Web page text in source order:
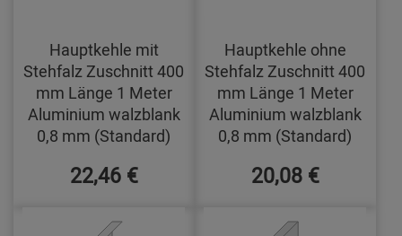
Hauptkehle mit
Stehfalz Zuschnitt 400
mm Länge 1 Meter
Aluminium walzblank
0,8 mm (Standard)
22,46 €
Hauptkehle ohne
Stehfalz Zuschnitt 400
mm Länge 1 Meter
Aluminium walzblank
0,8 mm (Standard)
20,08 €